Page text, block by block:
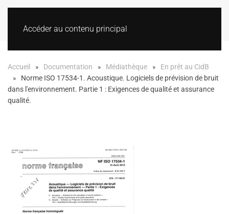
Accéder au contenu principal
Accueil Documentation Médiathèque
En prêt au CidB
Norme ISO 17534-1. Acoustique. Logiciels de prévision de bruit
dans l'environnement. Partie 1 : Exigences de qualité et assurance
qualité.